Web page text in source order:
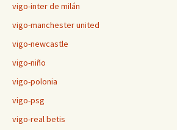
vigo-inter de milán
vigo-manchester united
vigo-newcastle
vigo-niño
vigo-polonia
vigo-psg
vigo-real betis